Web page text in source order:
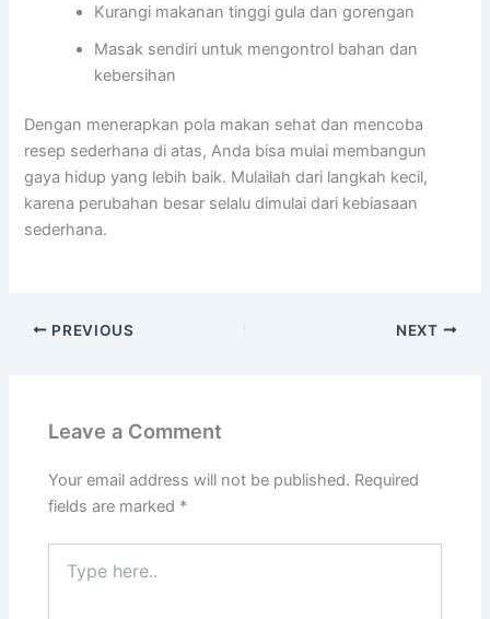
Kurangi makanan tinggi gula dan gorengan
Masak sendiri untuk mengontrol bahan dan
kebersihan
Dengan menerapkan pola makan sehat dan mencoba
resep sederhana di atas, Anda bisa mulai membangun
gaya hidup yang lebih baik. Mulailah dari langkah kecil,
karena perubahan besar selalu dimulai dari kebiasaan
sederhana.
PREVIOUS NEXT
Leave a Comment
Your email address will not be published. Required
fields are marked *
here..